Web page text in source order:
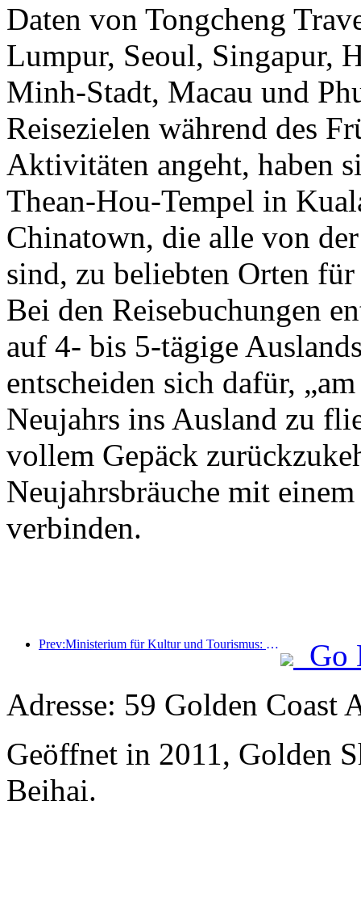
Daten von Tongcheng
Lumpur, Seoul, Singapur,
Minh-Stadt, Macau und
Reisezielen während des
Aktivitäten angeht, haben
Thean-Hou-Tempel in
Chinatown, die alle von
sind, zu beliebten Orten
Bei den Reisebuchungen
auf 4- bis 5-tägige
entscheiden sich dafür,
Neujahrs ins Ausland zu
vollem Gepäck
Neujahrsbräuche mit
verbinden.
Prev:Ministerium für Kultur und Tourismus: Start von 22 thematischen Aktivitäten in 7 großen Bereichen
Go
Adresse: 59 Golden Coast
Geöffnet in 2011, Golden
Beihai.